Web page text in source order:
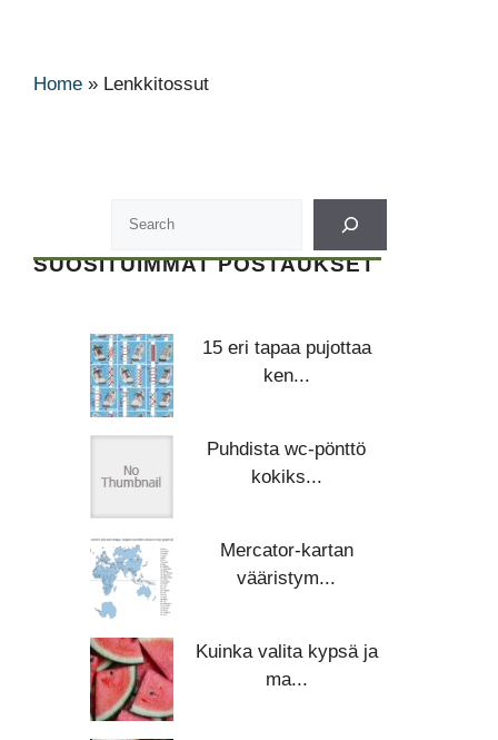
Home » Lenkkitossut
SUOSITUIMMAT POSTAUKSET
15 eri tapaa pujottaa
ken...
Puhdista wc-pönttö
kokiks...
Mercator-kartan
vääristym...
Kuinka valita kypsä ja
ma...